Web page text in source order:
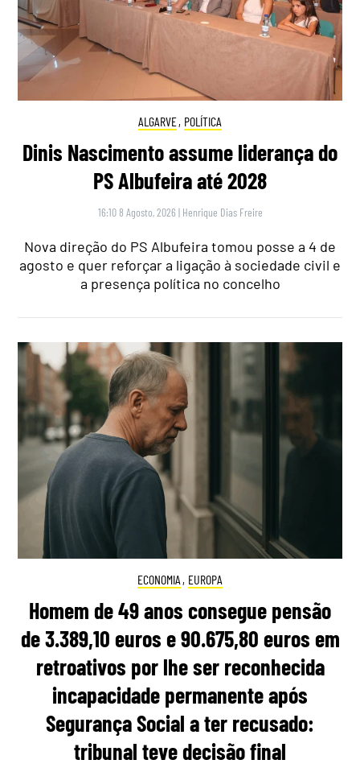
ALGARVE, POLÍTICA
Dinis Nascimento assume liderança do
PS Albufeira até 2028
16:10 8 Agosto, 2026 | Henrique Dias Freire
Nova direção do PS Albufeira tomou posse a 4 de
agosto e quer reforçar a ligação à sociedade civil e
a presença política no concelho
ECONOMIA , EUROPA
Homem de 49 anos consegue pensão
de 3.389,10 euros e 90.675,80 euros em
retroativos por lhe ser reconhecida
incapacidade permanente após
Segurança Social a ter recusado:
tribunal teve decisão final